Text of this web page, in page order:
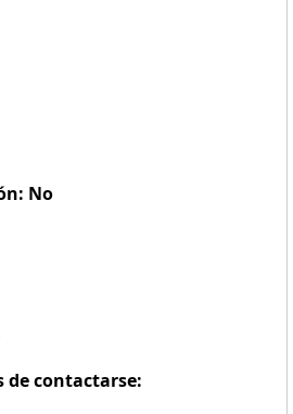
No
de contactarse: